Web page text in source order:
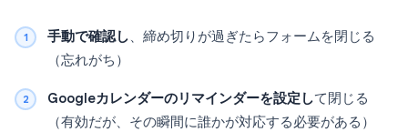
手動で確認し、締め切りが過ぎたらフォームを閉じる
（忘れがち）
Googleカレンダーのリマインダーを設定して閉じる
（有効だが、その瞬間に誰かが対応する必要がある）